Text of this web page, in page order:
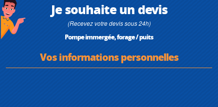
Je souhaite un devis
(Recevez votre devis sous 24h)
Pompe immergée, forage / puits
Vos informations personnelles